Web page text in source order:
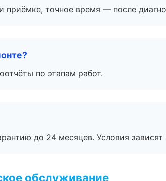
точное время — после
по этапам работ.
до 24 месяцев. Условия зависят
обслуживание